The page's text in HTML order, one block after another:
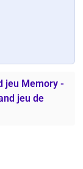
jeu Memory -
jeu de